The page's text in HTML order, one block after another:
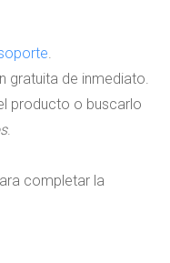
.
gratuita de inmediato.
producto o buscarlo
.
completar la